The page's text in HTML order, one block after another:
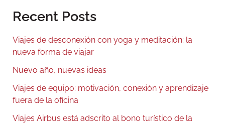
Recent Posts
Viajes de desconexión con yoga y meditación: la
nueva forma de viajar
Nuevo año, nuevas ideas
Viajes de equipo: motivación, conexión y aprendizaje
fuera de la oficina
Viajes Airbus está adscrito al bono turístico de la